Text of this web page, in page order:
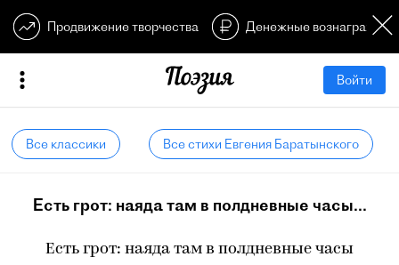
Продвижение творчества Денежные
Войти
Все классики Все стихи Евгения Баратынского
Есть грот: наяда там в полдневные часы...
Есть грот: наяда там в полдневные часы